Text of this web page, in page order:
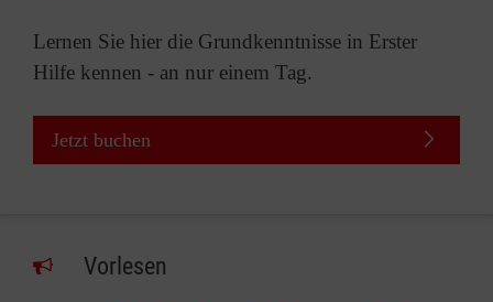
Lernen Sie hier die Grundkenntnisse in Erster
Hilfe kennen - an nur einem Tag.
Jetzt buchen
Vorlesen